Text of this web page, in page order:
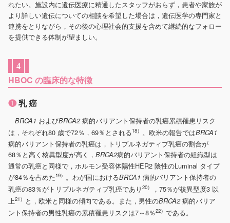
れたい。施設内に遺伝医療に精通したスタッフがおらず，患者や家族が
より詳しい遺伝についての相談を希望した場合は，遺伝医学の専門家と
連携をとりながら，その後の心理社会的支援を含めて継続的なフォロー
を提供できる体制が望ましい。
4
HBOC の臨床的な特徴
❶乳 癌
BRCA1 およびBRCA2病的バリアント保持者の乳癌累積罹患リスク
は，それぞれ80 歳で72％，69％とされる18） 。欧米の報告ではBRCA1
病的バリアント保持者の乳癌は，トリプルネガティブ乳癌の割合が
68％と高く核異型度が高く， BRCA2病的バリアント保持者の組織型は
通常の乳癌と同様で，ホルモン受容体陽性HER2 陰性のLuminal タイプ
が84％を占めた19） 。わが国におけるBRCA1 病的バリアント保持者の
乳癌の83％がトリプルネガティブ乳癌であり 20）
，75％が核異型度3 以
上21） と，欧米と同様の傾向である。また，男性のBRCA2病的バリア
ント保持者の男性乳癌の累積罹患リスクは7～8％22） である。